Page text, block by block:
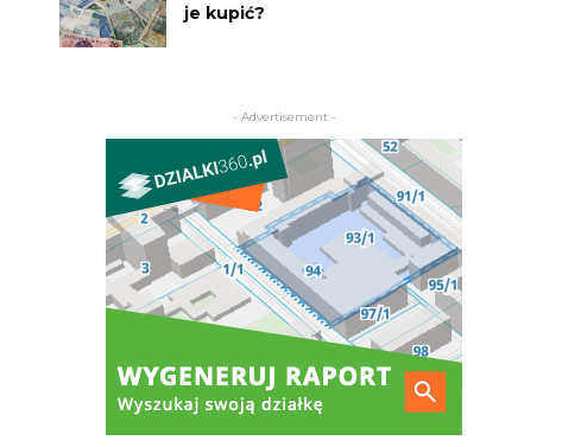
je kupić?
- Advertisement -